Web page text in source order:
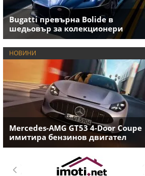
Bugatti превърна Bolide в
шедьовър за колекционери
НОВИНИ
Mercedes-AMG GT53 4-Door Coupe
имитира бензинов двигател